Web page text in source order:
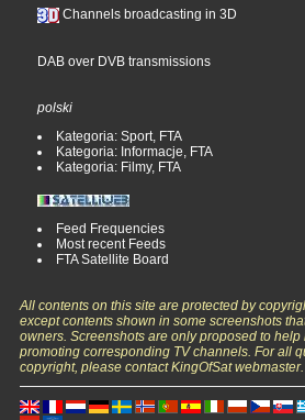
Channels broadcasting in 3D
DAB over DVB transmissions
polski
Kategoria: Sport, FTA
Kategoria: Informacje, FTA
Kategoria: Filmy, FTA
Feed Frequencies
Most recent Feeds
FTA Satellite Board
All contents on this site are protected by
except contents shown in some screenshots
owners. Screenshots are only proposed to
promoting corresponding TV channels. For all
copyright, please contact KingOfSat webmaster.